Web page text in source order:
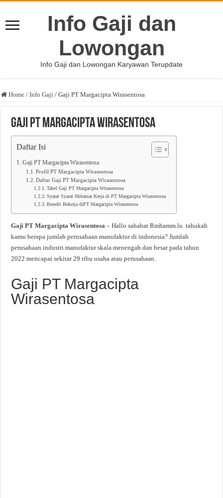
Info Gaji dan
Lowongan
Info Gaji dan Lowongan Karyawan Terupdate
Home / Info Gaji / Gaji PT Margacipta Wirasentosa
Gaji PT Margacipta Wirasentosa
Daftar Isi
Gaji PT Margacipta Wirasentosa
Profil PT Margacipta Wirasentosa
Daftar Gaji PT Margacipta Wirasentosa
Tabel Gaji PT Margacipta Wirasentosa
Syarat Syarat Melamar Kerja di PT Margacipta Wirasentosa
Benefit Bekerja diPT Margacipta Wirasentosa
Gaji PT Margacipta Wirasentosa – Hallo sahabat Rmhamm.lu tahukah
kamu berapa jumlah perusahaan manufaktur di indonesia? Jumlah
perusahaan industri manufaktur skala menengah dan besar pada tahun
2022 mencapai sekitar 29 ribu usaha atau perusahaan.
Gaji PT Margacipta
Wirasentosa